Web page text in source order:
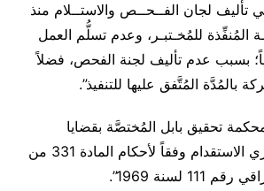
تأليف لجان الفــحــص والاستــلام منذ
المُنفِّذة للمُخـتبـر، وعدم تسلُّم العمل
بسبب عدم تأليف لجنة الفحص، فضلاً
بالمُدَّة المُتَّفق عليها للتنفيذ”.
تحقيق بابل المُختصَّة بقضايا
النزاهة، أصدرت أمري الاستقدام وفقاً لأحكام المادة 331 من
لسنة 1969”.